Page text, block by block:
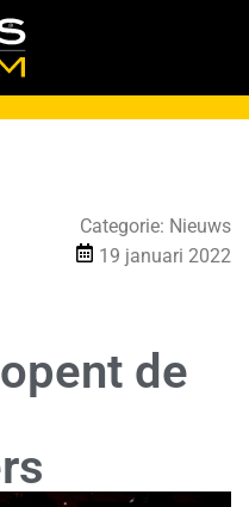
Categorie: Nieuws
19 januari 2022
de